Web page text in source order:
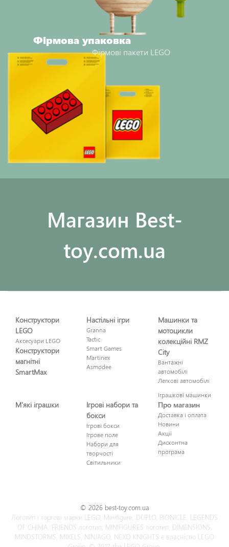
Фірмова упаковка
Фірмові пакети LEGO
Maгазин Best-
toy.com.ua
Конструктори
LEGO
Аксесуари LEGO
Конструктори
магнітні
SmartMax
Настільні ігри
Granna
Tactic
Smart Games
Martinex
Asmodee
Машинки та
мотоцикли
колекційні RMZ
City
Вантажні
автомобілі
Легкові автомобілі
Іграшкові машинки
М'які іграшки
Ігрові набори та
бокси
Ігрові бокси
Ігрове поле
Набори для
творчості
Світильники
Про магазин
Доставка і оплата
Новини
Акції
Дисконтна
програма
© 2026 best-toy.com.ua
Логотип і торгові марки LEGO, Minifigure, DUPLO, BIONICLE, LEGENDS
OF CHIMA, FRIENDS логотип, MINIFIGURES логотип, DIMENSIONS,
MINDSTORMS, MIXELS, NINJAGO, NEXO KNIGHTS є власністю LEGO